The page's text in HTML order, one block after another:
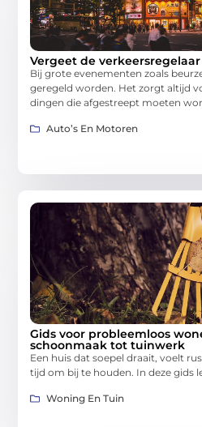
Vergeet de
Bij grote evenementen zoals
geregeld worden. Het zorgt altijd
dingen die afgestreept moeten
Auto’s En Motoren
Gids voor probleemloos
schoonmaak tot tuinwerk
Een huis dat soepel draait, voelt
tijd om bij te houden. In deze gids
Woning En Tuin